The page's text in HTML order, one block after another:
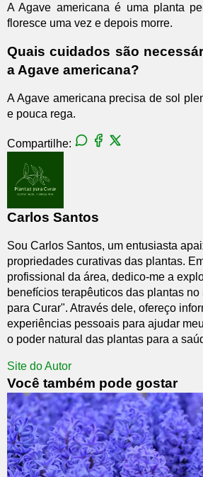
A Agave americana é uma planta
floresce uma vez e depois morre.
Quais cuidados são
a Agave americana?
A Agave americana precisa de sol
e pouca rega.
Compartilhe:
Carlos Santos
Sou Carlos Santos, um entusiasta
propriedades curativas das plantas.
profissional da área, dedico-me a
benefícios terapêuticos das plantas
para Curar". Através dele, ofereço
experiências pessoais para ajudar
o poder natural das plantas para a
Site do Autor
Você também pode gostar